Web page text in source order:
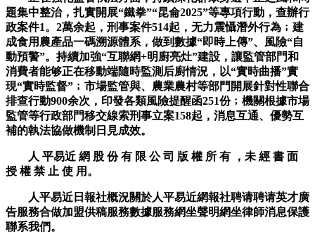
題集中整治，扎實開展“鐵拳”“昆侖2025”等專項行動，查辦行
政案件1。2萬余起，刑事案件514起，无力震懾潛外行為﹔建
成食用農產品一碼溯源體系，做到數據“即時上傳”、風險“自
動預警”。持續加強“互聯網+明廚亮灶”建設，讓監管部門和
消費者能够正在移動端隨時監測后廚情況，以“實時曲播”實
現“實時監督”﹔市場監管與、農業農村等部門開展針對性聯合
排查行動900余次，印發各類風險提醒函251份﹔機關根據市場
監管等行政部門移交線索刑事立案158起，消息互通、優勢互
補的執法協做機制日見成效。
人 平易近 網 股 份 有 限 公 司 版 權 所 有 ，未 經 書 面
授 權 禁 止 使 用。
人平易近日報社概況關於人平易近網報社聘请聘请英才廣
告服務合做加盟供稿服務數據服務網坐聲明網坐律師消息保護
聯系我們。